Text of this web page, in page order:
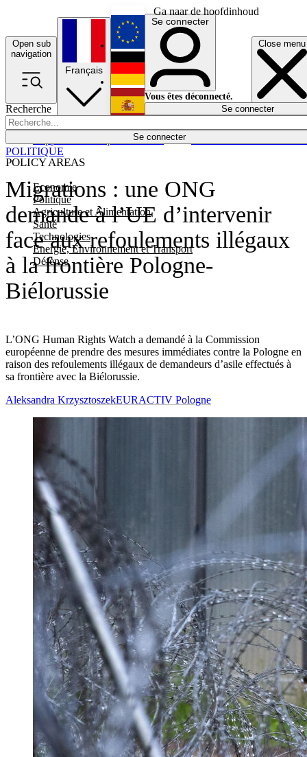
Ga naar de hoofdinhoud
Open sub
navigation
Close menu
Recherche
Se connecter
POLICY AREAS
Economie
Politique
Agriculture et Alimentation
Santé
Technologies
Energie, Environnement et Transport
Défense
Économie
Français
English
Deutsch
Español
Se connecter
Vous êtes déconnecté.
Se connecter
Migrations : une ONG
demande à l’UE d’intervenir
face aux refoulements illégaux
à la frontière Pologne-
Biélorussie
L’ONG Human Rights Watch a demandé à la Commission
européenne de prendre des mesures immédiates contre la Pologne en
raison des refoulements illégaux de demandeurs d’asile effectués à
sa frontière avec la Biélorussie.
POLITIQUE
Aleksandra KrzysztoszekEURACTIV Pologne